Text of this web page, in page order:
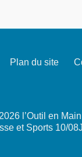
Plan du site
l’Outil en Main
et Sports 10/